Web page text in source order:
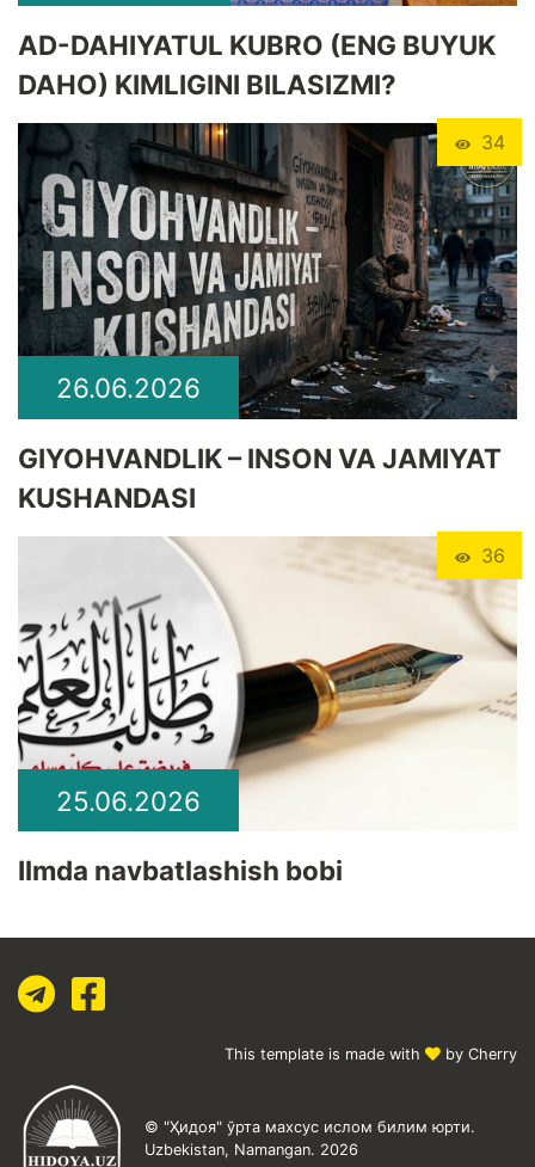
​AD-DAHIYATUL KUBRO (ENG BUYUK
DAHO) KIMLIGINI BILASIZMI?
34
26.06.2026
GIYOHVANDLIK – INSON VA JAMIYAT
KUSHANDASI
36
25.06.2026
Ilmda navbatlashish bobi
This template is made with by Cherry
© "Ҳидоя" ўрта махсус ислом билим юрти.
Uzbekistan, Namangan. 2026